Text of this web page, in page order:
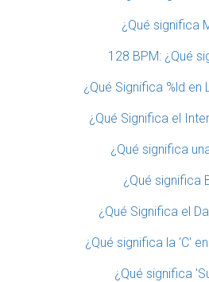
¿Qué significa
128 BPM: ¿Qué
¿Qué Significa %ld en
¿Qué Significa el
¿Qué significa
¿Qué significa
¿Qué Significa el
¿Qué significa la 'C'
¿Qué significa